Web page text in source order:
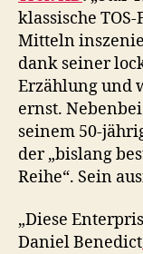
klassische
Mitteln
dank seiner
Erzählung und
ernst.
seinem 50-
der „bislang
Reihe“. Sein
„Diese
Daniel Benedict